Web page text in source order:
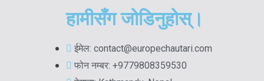
हामीसँग जोडिनुहोस्।
ईमेल: contact@europechautari.com
फोन नम्बर: +9779808359530